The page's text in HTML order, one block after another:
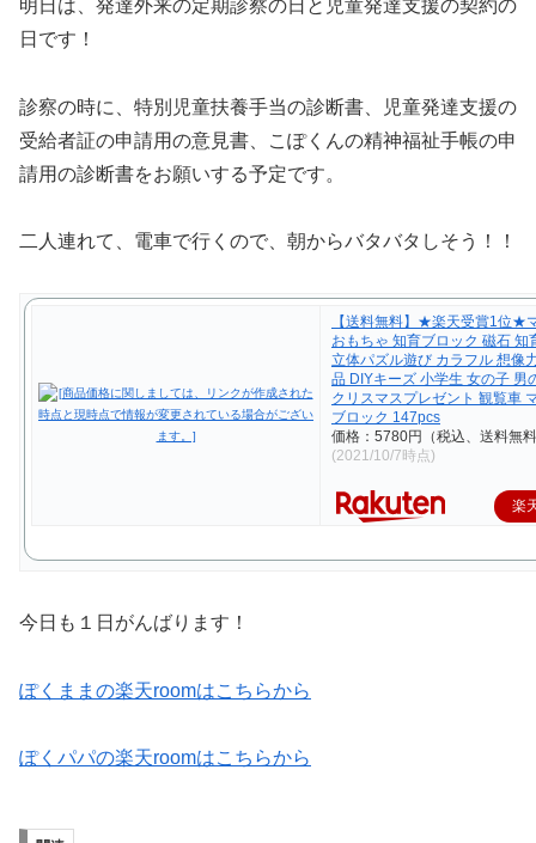
明日は、発達外来の定期診察の日と児童発達支援の契約の
日です！
診察の時に、特別児童扶養手当の診断書、児童発達支援の
受給者証の申請用の意見書、こぽくんの精神福祉手帳の申
請用の診断書をお願いする予定です。
二人連れて、電車で行くので、朝からバタバタしそう！！
【送料無料】★楽天受賞1位★
おもちゃ 知育ブロック 磁石 知
立体パズル遊び カラフル 想像
品 DIYキーズ 小学生 女の子 男
クリスマスプレゼント 観覧車
ブロック 147pcs
価格：5780円（税込、送料無
(2021/10/7時点)
楽
今日も１日がんばります！
ぽくままの楽天roomはこちらから
ぽくパパの楽天roomはこちらから